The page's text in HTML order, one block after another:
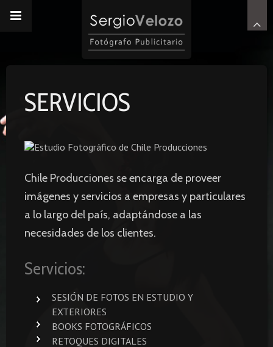
SERVICIOS
Chile Producciones se encarga de proveer
imágenes y servicios a empresas y particulares
a lo largo del país, adaptándose a las
necesidades de los clientes.
Servicios:
SESIÓN DE FOTOS EN ESTUDIO Y
EXTERIORES
BOOKS FOTOGRÁFICOS
RETOQUES DIGITALES